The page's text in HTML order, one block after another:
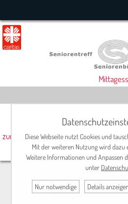
zurück
Seniorentreff
Kontakt• Datenschutz
Diese Webseite nutzt Cookies und
Mit der weiteren Nutzung wird dazu
Weitere Informationen und Anpassen
unter
Nur notwendige Details anzeigen